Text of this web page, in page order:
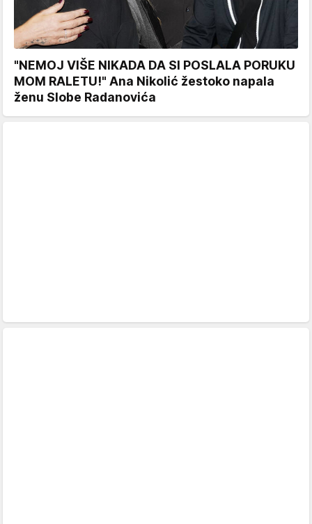
"NEMOJ VIŠE NIKADA DA SI POSLALA PORUKU
MOM RALETU!" Ana Nikolić žestoko napala
ženu Slobe Radanovića